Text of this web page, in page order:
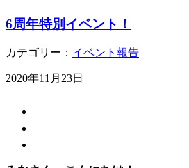
6周年特別イベント！
カテゴリー： イベント報告
2020年11月23日